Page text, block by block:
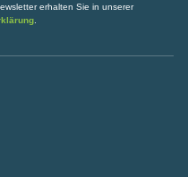
erhalten Sie in unserer
.